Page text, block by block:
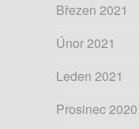
Březen 2021
Únor 2021
Leden 2021
Prosinec 2020